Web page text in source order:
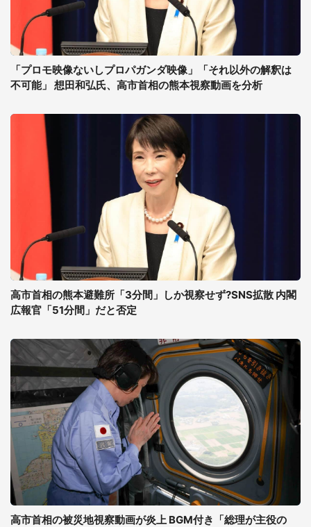
「プロモ映像ないしプロパガンダ映像」「それ以外の解釈は
不可能」 想田和弘氏、高市首相の熊本視察動画を分析
高市首相の熊本避難所「3分間」しか視察せず?SNS拡散 内閣
広報官「51分間」だと否定
高市首相の被災地視察動画が炎上 BGM付き「総理が主役の